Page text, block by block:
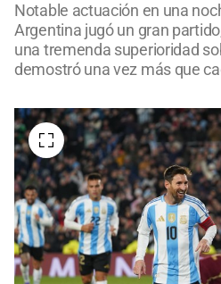
Notable actuación en una
Argentina jugó un gran
una tremenda superioridad
demostró una vez más que